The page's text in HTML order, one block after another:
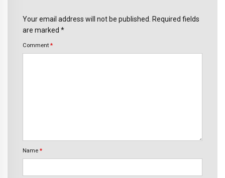
Your email address will not be published. Required fields
are marked *
Comment *
Name *